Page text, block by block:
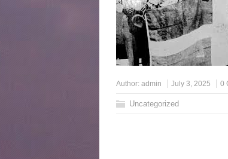
Author: admin July 3, 2025 0
Uncategorized